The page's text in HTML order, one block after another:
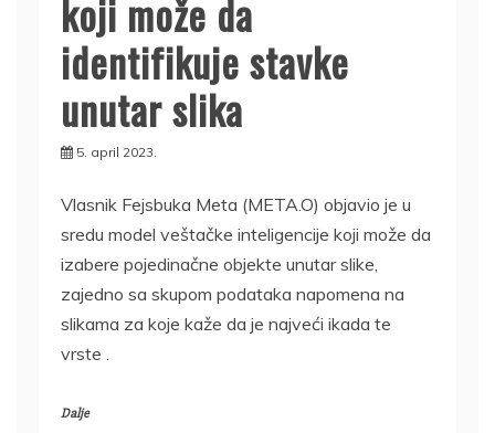
koji može da
identifikuje stavke
unutar slika
5. april 2023.
Vlasnik Fejsbuka Meta (META.O) objavio je u
sredu model veštačke inteligencije koji može da
izabere pojedinačne objekte unutar slike,
zajedno sa skupom podataka napomena na
slikama za koje kaže da je najveći ikada te
vrste .
Dalje